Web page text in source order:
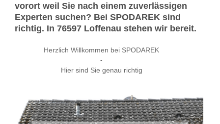
vorort weil Sie nach einem zuverlässigen
Experten suchen? Bei SPODAREK sind
richtig. In 76597 Loffenau stehen wir bereit.
Herzlich Willkommen bei SPODAREK
-
Hier sind Sie genau richtig